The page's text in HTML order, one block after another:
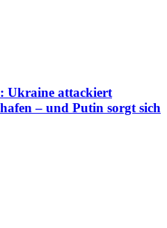
Ukraine attackiert
– und Putin sorgt sich